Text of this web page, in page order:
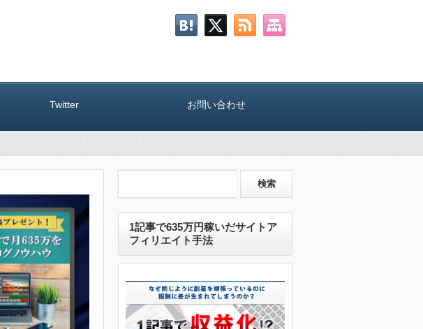
Twitter お問い合わせ
1記事で635万円稼いだサイトア
フィリエイト手法